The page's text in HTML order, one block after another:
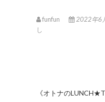
funfun 2022年6
し
《オトナの